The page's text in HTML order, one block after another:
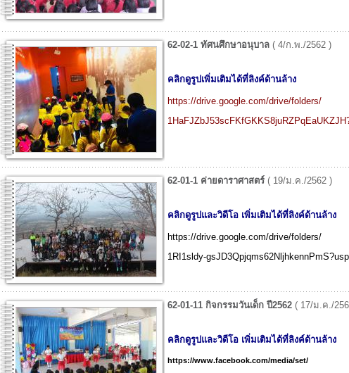
62-02-1 ทัศนศึกษาอนุบาล ( 4/ก.พ./2562 )
คลิกดูรูปเพิ่มเติมได้ที่ลิงค์ด้านล้าง
https://drive.google.com/drive/folders/
62-01-1 ค่ายดาราศาสตร์ ( 19/ม.ค./2562 )
คลิกดูรูปและวิดีโอ เพิ่มเติมได้ที่ลิงค์ด้านล้าง
https://drive.google.com/drive/folders/
1RI1sldy-
62-01-11 กิจกรรมวันเด็ก ปี2562 ( 17/ม.ค./
คลิกดูรูปและวิดีโอ เพิ่มเติมได้ที่ลิงค์ด้านล้าง
https://www.facebook.com/media/set/